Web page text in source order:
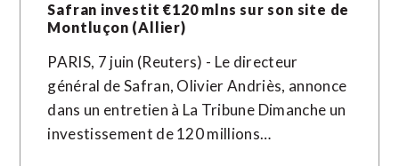
Safran investit €120 mlns sur son site de
Montluçon (Allier)
PARIS, 7 juin (Reuters) - Le directeur
général de Safran, Olivier Andriès, annonce
dans ​un ‌entretien à La ​Tribune ⁠Dimanche un
investissement de ‌120 ‌millions…